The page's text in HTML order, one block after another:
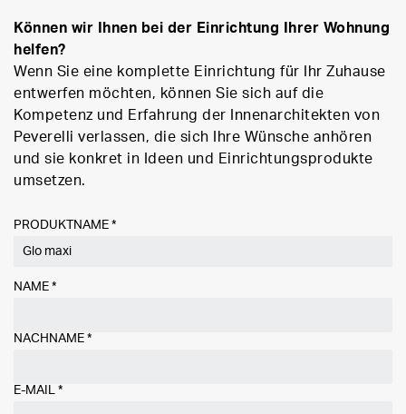
Können wir Ihnen bei der Einrichtung Ihrer Wohnung
helfen?
Wenn Sie eine komplette Einrichtung für Ihr Zuhause
entwerfen möchten, können Sie sich auf die
Kompetenz und Erfahrung der Innenarchitekten von
Peverelli verlassen, die sich Ihre Wünsche anhören
und sie konkret in Ideen und Einrichtungsprodukte
umsetzen.
PRODUKTNAME *
NAME *
NACHNAME *
E-MAIL *